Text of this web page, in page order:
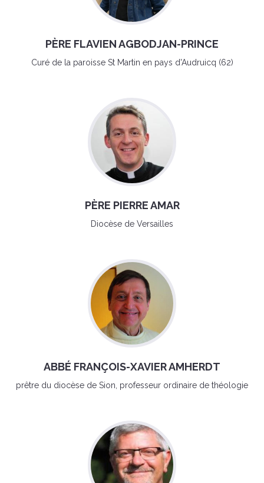
PÈRE FLAVIEN AGBODJAN-PRINCE
Curé de la paroisse St Martin en pays d'Audruicq (62)
PÈRE PIERRE AMAR
Diocèse de Versailles
ABBÉ FRANÇOIS-XAVIER AMHERDT
prêtre du diocèse de Sion, professeur ordinaire de théologie